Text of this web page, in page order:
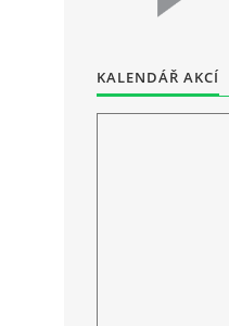
KALENDÁŘ AKCÍ